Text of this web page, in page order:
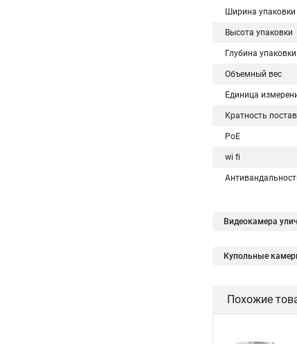
Ширина упаковки
Высота упаковки
Глубина упаковки
Объемный вес
Единица
Кратность
PoE
wi fi
Видеокамера
Купольные
Hikvision уличная
Похожие